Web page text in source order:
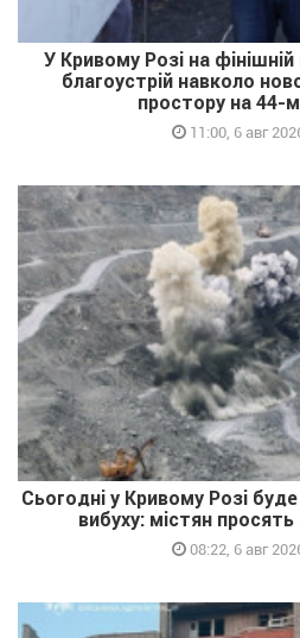
У Кривому Розі на
благоустрій навколо
простору на 44-
11:00, 6 авг
Сьогодні у Кривому Розі
вибуху: містян просять
08:22, 6 авг